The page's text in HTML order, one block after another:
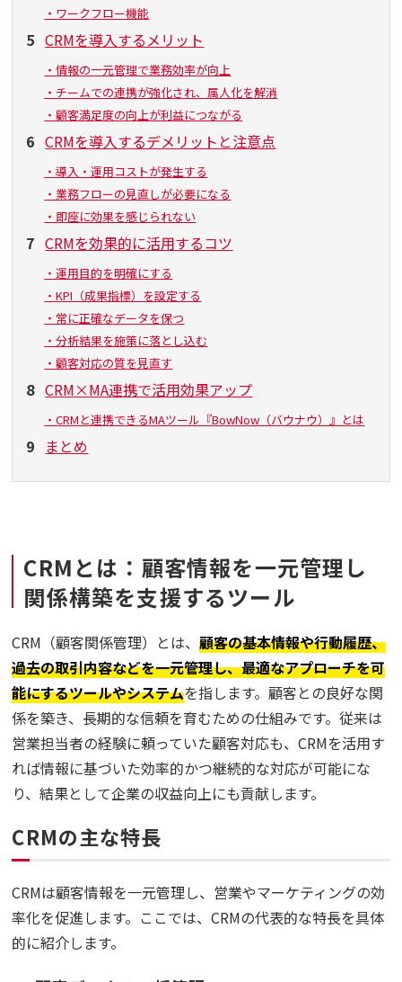
・ワークフロー機能
5 CRMを導入するメリット
・情報の一元管理で業務効率が向上
・チームでの連携が強化され、属人化を解消
・顧客満足度の向上が利益につながる
6 CRMを導入するデメリットと注意点
・導入・運用コストが発生する
・業務フローの見直しが必要になる
・即座に効果を感じられない
7 CRMを効果的に活用するコツ
・運用目的を明確にする
・KPI（成果指標）を設定する
・常に正確なデータを保つ
・分析結果を施策に落とし込む
・顧客対応の質を見直す
8 CRM×MA連携で活用効果アップ
・CRMと連携できるMAツール『BowNow（バウナウ）』とは
9 まとめ
CRMとは：顧客情報を一元管理し
関係構築を支援するツール
CRM（顧客関係管理）とは、顧客の基本情報や行動履歴、
過去の取引内容などを一元管理し、最適なアプローチを可
能にするツールやシステムを指します。顧客との良好な関
係を築き、長期的な信頼を育むための仕組みです。従来は
営業担当者の経験に頼っていた顧客対応も、CRMを活用す
れば情報に基づいた効率的かつ継続的な対応が可能にな
り、結果として企業の収益向上にも貢献します。
CRMの主な特長
CRMは顧客情報を一元管理し、営業やマーケティングの効
率化を促進します。ここでは、CRMの代表的な特長を具体
的に紹介します。